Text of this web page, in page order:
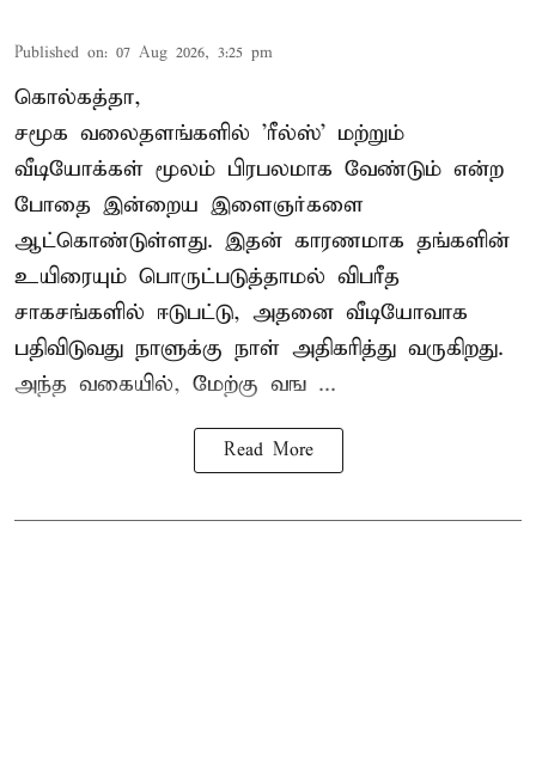
Published on: 07 Aug 2026, 3:25 pm
கொல்கத்தா,
சமூக வலைதளங்களில் 'ரீல்ஸ்' மற்றும்
வீடியோக்கள் மூலம் பிரபலமாக வேண்டும் என்ற
போதை இன்றைய இளைஞர்களை
ஆட்கொண்டுள்ளது. இதன் காரணமாக தங்களின்
உயிரையும் பொருட்படுத்தாமல் விபரீத
சாகசங்களில் ஈடுபட்டு, அதனை வீடியோவாக
பதிவிடுவது நாளுக்கு நாள் அதிகரித்து வருகிறது.
அந்த வகையில், மேற்கு வங ...
Read More